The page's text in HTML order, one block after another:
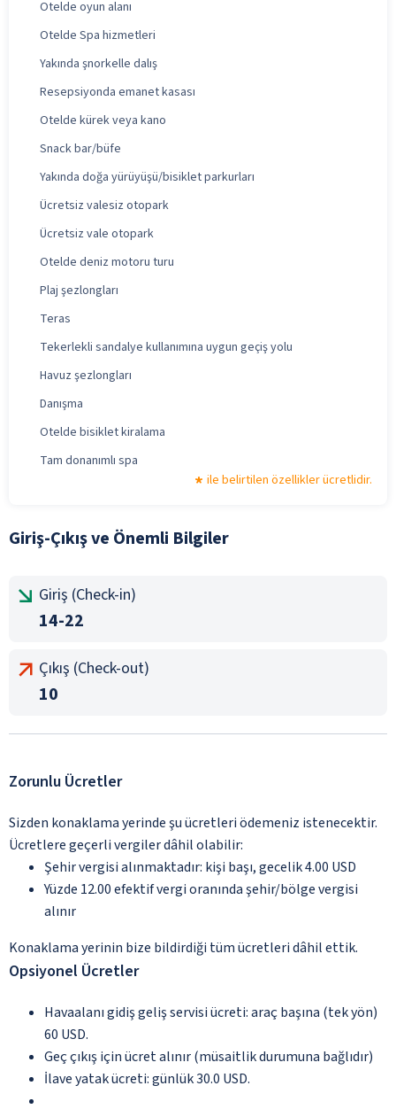
Otelde oyun alanı
Otelde Spa hizmetleri
Yakında şnorkelle dalış
Resepsiyonda emanet kasası
Otelde kürek veya kano
Snack bar/büfe
Yakında doğa yürüyüşü/bisiklet parkurları
Ücretsiz valesiz otopark
Ücretsiz vale otopark
Otelde deniz motoru turu
Plaj şezlongları
Teras
Tekerlekli sandalye kullanımına uygun geçiş yolu
Havuz şezlongları
Danışma
Otelde bisiklet kiralama
Tam donanımlı spa
ile belirtilen özellikler ücretlidir.
Giriş-Çıkış ve Önemli Bilgiler
Giriş (Check-in)
14-22
Çıkış (Check-out)
10
Zorunlu Ücretler
Sizden konaklama yerinde şu ücretleri ödemeniz istenecektir.
Ücretlere geçerli vergiler dâhil olabilir:
Şehir vergisi alınmaktadır: kişi başı, gecelik 4.00 USD
Yüzde 12.00 efektif vergi oranında şehir/bölge vergisi
alınır
Konaklama yerinin bize bildirdiği tüm ücretleri dâhil ettik.
Opsiyonel Ücretler
Havaalanı gidiş geliş servisi ücreti: araç başına (tek yön)
60 USD.
Geç çıkış için ücret alınır (müsaitlik durumuna bağlıdır)
İlave yatak ücreti: günlük 30.0 USD.